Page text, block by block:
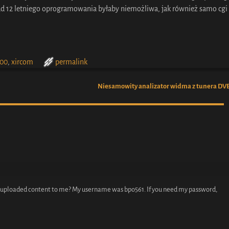
12 letniego oprogramowania byłaby niemożliwa, jak również samo cgi
, xircom permalink
Niesamowity analizator widma z tunera
content to me? My username was bpo561. If you need my password,